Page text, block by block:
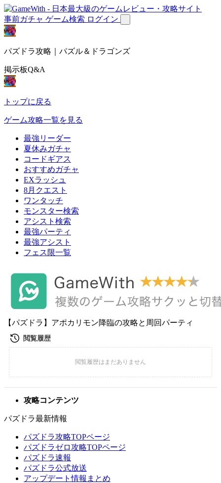
事前ガチャ ゲーム検索 ログイン
パズドラ攻略｜パズル＆ドラゴンズ
掲示板Q&A
トップに戻る
ゲーム攻略一覧を見る
最強リーダー
夏休みガチャ
コードギアス
おすすめガチャ
EXラッシュ
8月クエスト
ワンタッチ
モンスター検索
アシスト検索
最強パーティ
最強アシスト
フェス限一覧
【パズドラ】アポカリモン降臨の攻略と周回パーティ
攻略コンテンツ
パズドラ最新情報
パズドラ攻略TOPページ
パズドラゼロ攻略TOPページ
パズドラ速報
パズドラ公式放送
アップデート情報まとめ